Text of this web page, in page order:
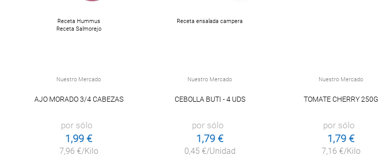
Receta Hummus
Receta Salmorejo
Nuestro Mercado
AJO MORADO 3/4 CABEZAS
por sólo
1,99 €
7,96 €/Kilo
Receta ensalada campera
Nuestro Mercado
CEBOLLA BUTI - 4 UDS
por sólo
1,79 €
0,45 €/Unidad
Nuestro Mercado
TOMATE CHERRY 250G
por sólo
1,79 €
7,16 €/Kilo